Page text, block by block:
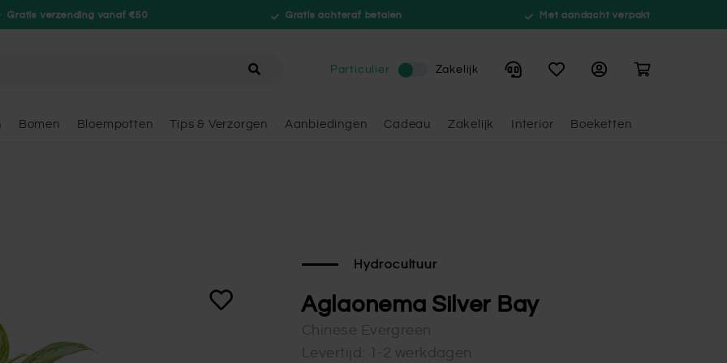
Gratis verzending vanaf €50 Gratis achteraf betalen Met aandacht verpakt
Bomen Bloempotten Tips & Verzorgen Aanbiedingen Cadeau Zakelijk Interior Boeketten
Particulier Zakelijk Winkelwagen
Hydrocultuur
Aglaonema Silver Bay
Chinese Evergreen
Levertijd: 1-2 werkdagen